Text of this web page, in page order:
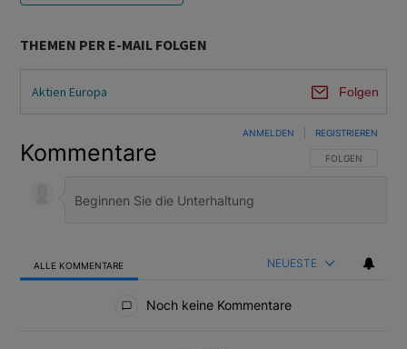
THEMEN PER E-MAIL FOLGEN
Aktien Europa Folgen
Kommentare FOLGE DIESER
FOLGEN
ANMELDEN REGISTRIEREN
ALLE KOMMENTARE NEUESTE
Noch keine Kommentare